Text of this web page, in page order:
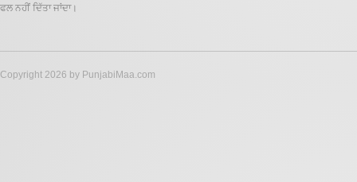
ਫਲ ਨਹੀਂ ਦਿੱਤਾ ਜਾਂਦਾ।
Copyright 2026 by PunjabiMaa.com